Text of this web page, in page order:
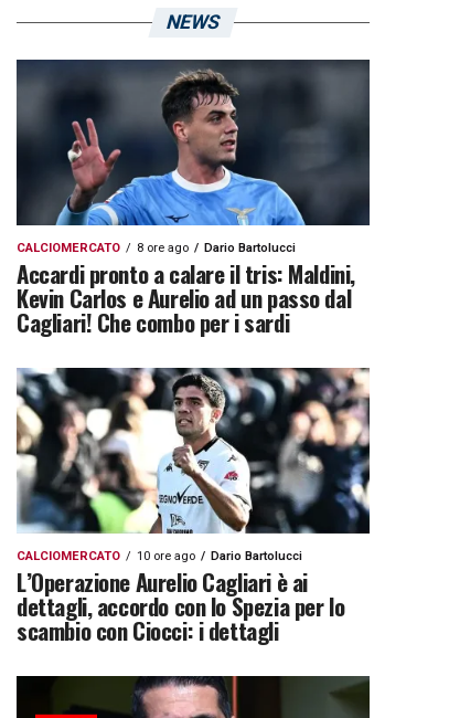
NEWS
CALCIOMERCATO 8 ore ago Dario Bartolucci
Accardi pronto a calare il tris: Maldini,
Kevin Carlos e Aurelio ad un passo dal
Cagliari! Che combo per i sardi
CALCIOMERCATO 10 ore ago Dario Bartolucci
L’Operazione Aurelio Cagliari è ai
dettagli, accordo con lo Spezia per lo
scambio con Ciocci: i dettagli